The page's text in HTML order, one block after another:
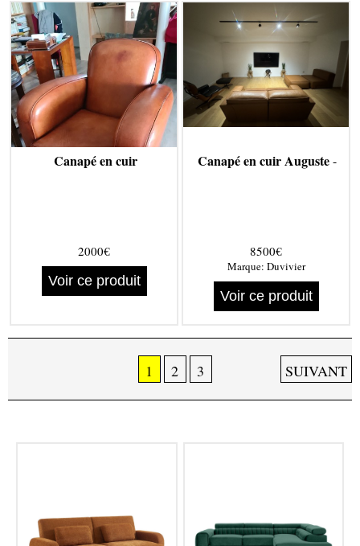
Canapé en cuir
2000€
Voir ce produit
Canapé en cuir Auguste-
8500€
Marque: Duvivier
Voir ce produit
1 2 3 SUIVANT